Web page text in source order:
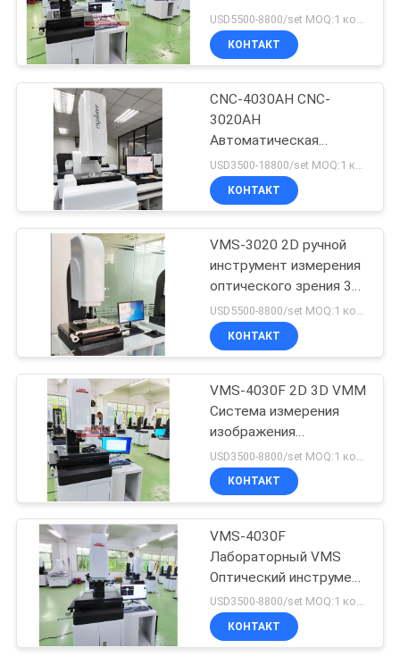
POLICY
ТГА ДСК
Инструментальная
тепловая
12
Тепломер
дифференциальный
просматривать
Измеритель
поверхностной
напряженности
жидкости
зрения VMS-3020
Изобразительный
измерительный прибор
USD5500-8800/set MOQ:1 комплект
КОНТАКТ
CNC-4030AH CNC-
3020AH
Автоматическая
видеоизмерительная
машина для
изображений 3D CNC
система
КОНТАКТ
VMS-3020 2D ручной
инструмент измерения
оптического зрения 3D
автоматическая
система измерения
изображения видео
КОНТАКТ
VMS-4030F 2D 3D VMM
Система измерения
изображения
оптического зрения
Видеоизмерительная
машина
КОНТАКТ
VMS-4030F
Лабораторный VMS
Оптический инструмент
Руководство 2D
Видение Изображение
Видео Измерительная
USD3500-8800/set MOQ:1 комплект
КОНТАКТ